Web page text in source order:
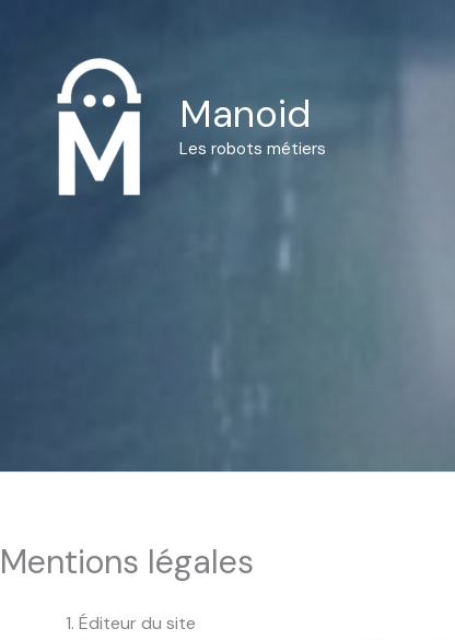
contenu
Manoid
Les robots métiers
Mentions légales
Éditeur du site